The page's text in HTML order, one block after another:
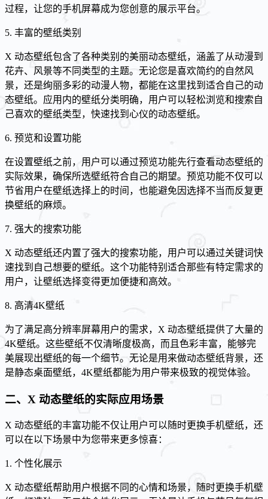
过程，让您的手机屏幕成为您创意的展示平台。
5. 丰富的壁纸类别
X 动态壁纸包含了各种类别的美丽动态壁纸，涵盖了从动漫到
花卉、风景等不同类型的主题。无论您是喜欢简约的自然风
景，还是绚丽多彩的动漫人物，都能在这里找到适合自己的动
态壁纸。应用内的壁纸分类明确，用户可以轻松浏览和搜索自
己喜欢的壁纸类型，快速找到心仪的动态壁纸。
6. 预览和设置功能
在设置壁纸之前，用户可以通过预览功能先行查看动态壁纸的
实际效果，确保所选壁纸符合自己的期望。预览功能不仅可以
节省用户在壁纸选择上的时间，也能避免因选择不当而反复更
换壁纸的麻烦。
7. 强大的搜索功能
X 动态壁纸还内置了强大的搜索功能，用户可以通过关键词快
速找到自己想要的壁纸。这个功能特别适合那些有特定需求的
用户，让壁纸选择变得更加便捷和高效。
8. 高清4K壁纸
为了满足高分辨率屏幕用户的需求，X 动态壁纸提供了大量的
4K壁纸。这些壁纸不仅清晰度极高，而且色彩丰富，能够完
美展现出壁纸的每一个细节。无论是用来做动态壁纸背景，还
是静态桌面壁纸，4K壁纸都能为用户带来极致的视觉体验。
二、X 动态壁纸的实际应用场景
X 动态壁纸的丰富功能不仅让用户可以随时更换手机壁纸，还
可以在以下场景中为您带来更多惊喜：
1. 个性化展示
X 动态壁纸帮助用户根据不同的心情和场景，随时更换手机壁